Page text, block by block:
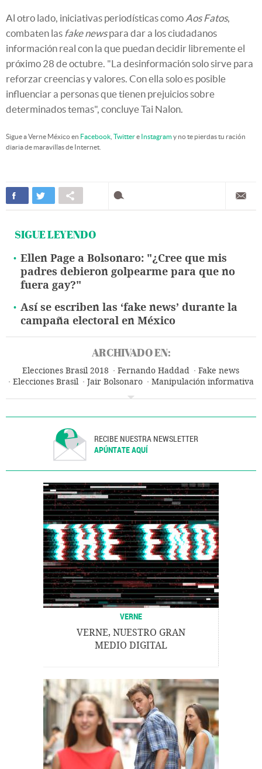
Al otro lado, iniciativas periodísticas como Aos Fatos,
combaten las fake newspara dar a los ciudadanos
información real con la que puedan decidir libremente el
próximo 28 de octubre. "La desinformación solo sirve para
reforzar creencias y valores. Con ella solo es posible
influenciar a personas que tienen prejuicios sobre
determinados temas", concluye Tai Nalon.
Sigue a Verne México en Facebook Twittere Instagramy no te pierdas tu ración
diaria de maravillas de Internet.
SIGUE LEYENDO
Ellen Page a Bolsonaro: "¿Cree que mis
padres debieron golpearme para que no
fuera gay?"
Así se escriben las ‘fake news’ durante la
campaña electoral en México
ARCHIVADO EN:
Elecciones Brasil 2018 Fernando Haddad
Fake news
Elecciones Brasil
Jair Bolsonaro
Manipulación informativa
RECIBE NUESTRA NEWSLETTER
APÚNTATE AQUÍ
VERNE
VERNE, NUESTRO GRAN
MEDIO DIGITAL